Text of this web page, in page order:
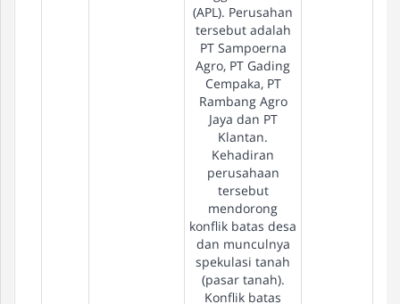
(APL). Perusahan
tersebut adalah
PT Sampoerna
Agro, PT Gading
Cempaka, PT
Rambang Agro
Jaya dan PT
Klantan.
Kehadiran
perusahaan
tersebut
mendorong
konflik batas desa
dan munculnya
spekulasi tanah
(pasar tanah).
Konflik batas